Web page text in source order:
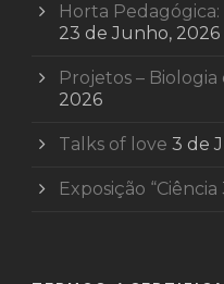
Horta
23 de Junho, 2026
Projetos – Biologia
2026
Talks of love 3 de
Exposição “Ciência